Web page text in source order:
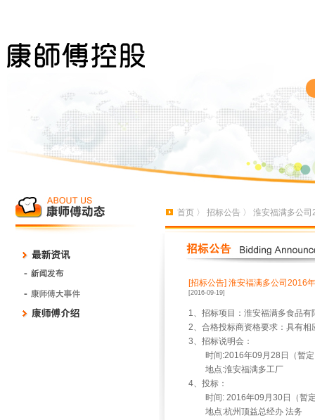
首页 〉 招标公告 〉 淮安福满多公
[招标公告] 淮安福满多公司2016
[2016-09-19]
1、招标项目：淮安福满多食品有
2、合格投标商资格要求：具有相
3、招标说明会：
时间 :2016年09 月 28 日（暂
地点:淮安福满多工厂
4、投标：
时间 : 2016年09 月 30日（暂
地点:杭州顶益总经办 法务